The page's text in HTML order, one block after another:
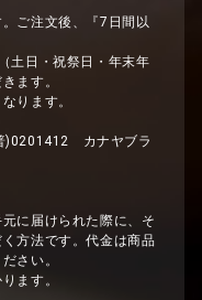
ご注文後、『7日間以
土日・祝祭日・年末年
ます。
ります。
)0201412 カナヤブラ
に届けられた際に、そ
方法です。代金は商品
さい。
ます。